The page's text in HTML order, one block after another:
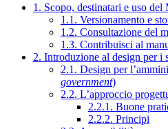
1. Scopo, destinatari e uso
1.1. Versionamento e
1.2. Consultazione del
1.3. Contribuisci al
2. Introduzione al design per
2.1. Design per
government)
2.2. L’approccio
2.2.1. Buone
2.2.2. Principi